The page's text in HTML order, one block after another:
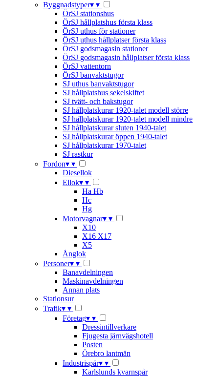
Byggnadstyper▾ ▾
ÖrSJ stationshus
ÖrSJ hållplatshus första klass
ÖrSJ uthus för stationer
ÖrSJ uthus hållplatser första klass
ÖrSJ godsmagasin stationer
ÖrSJ godsmagasin hållplatser första klass
ÖrSJ vattentorn
ÖrSJ banvaktstugor
SJ uthus banvaktstugor
SJ hållplatshus sekelskiftet
SJ tvätt- och bakstugor
SJ hållplatskurar 1920-talet modell större
SJ hållplatskurar 1920-talet modell mindre
SJ hållplatskurar sluten 1940-talet
SJ hållplatskurar öppen 1940-talet
SJ hållplatskurar 1970-talet
SJ rastkur
Fordon▾ ▾
Diesellok
Ellok▾ ▾
Ha Hb
Hc
Hg
Motorvagnar▾ ▾
X10
X16 X17
X5
Ånglok
Personer▾ ▾
Banavdelningen
Maskinavdelningen
Annan plats
Stationsur
Trafik▾ ▾
Företag▾ ▾
Dressintillverkare
Fjugesta järnvägshotell
Posten
Örebro lantmän
Industrispår▾ ▾
Karlslunds kvarnspår